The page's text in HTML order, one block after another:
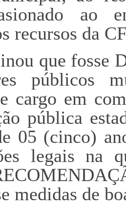
ao
recursos da
que
públicos
cargo em
pública
05 (cinco)
legais na
medidas de